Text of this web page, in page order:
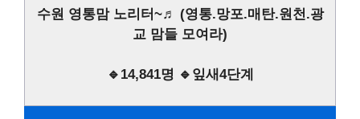
수원 영통맘 노리터~♬ (영통.망포.매탄.원천.광
교 맘들 모여라)
🔹14,841명 🔹잎새4단계